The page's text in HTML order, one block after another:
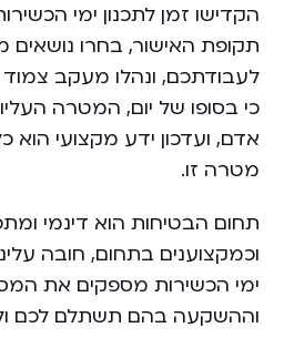
הקדישו זמן לתכנון ימי
תקופת האישור, בחרו נושאים
לעבודתכם, ונהלו מעקב
כי בסופו של יום, המטרה
אדם, ועדכון ידע מקצועי הוא
מטרה זו.
תחום הבטיחות הוא דינמי
וכמקצוענים בתחום, חובה
ימי הכשירות מספקים את
וההשקעה בהם תשתלם לכם